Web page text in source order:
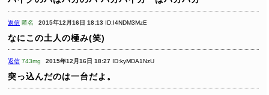
返信 匿名 2015年12月16日 18:13 ID:I4NDM3MzE
なにこの土人の極み(笑)
返信 743mg 2015年12月16日 18:27 ID:kyMDA1NzU
突っ込んだのは一台だよ。